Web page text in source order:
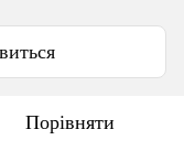
Порівняти